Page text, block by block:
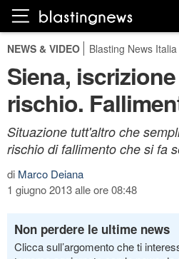
NEWS & VIDEO Blasting News Italia
Siena,
rischio.
Situazione tutt'altro che
rischio di fallimento che si fa
di Marco Deiana
1 giugno 2013 alle ore 08:48
Non perdere le ultime news
Clicca sull’argomento che ti